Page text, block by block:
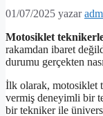
01/07/2025 yazar
Motosiklet
rakamdan ibaret
durumu gerçekten
İlk olarak, motosiklet
vermiş deneyimli bir
bir tekniker ile